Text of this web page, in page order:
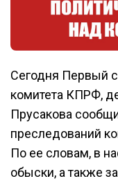
Сегодня Первый
комитета КПРФ,
Прусакова
преследований
По ее словам, в
обыски, а также